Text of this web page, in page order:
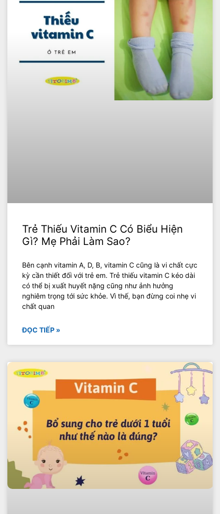
Trẻ Thiếu Vitamin C Có Biểu Hiện
Gì? Mẹ Phải Làm Sao?
Bên cạnh vitamin A, D, B, vitamin C cũng là vi chất cực
kỳ cần thiết đối với trẻ em. Trẻ thiếu vitamin C kéo dài
có thể bị xuất huyết nặng cũng như ảnh hưởng
nghiêm trọng tới sức khỏe. Vì thế, bạn đừng coi nhẹ vi
chất quan
ĐỌC TIẾP »